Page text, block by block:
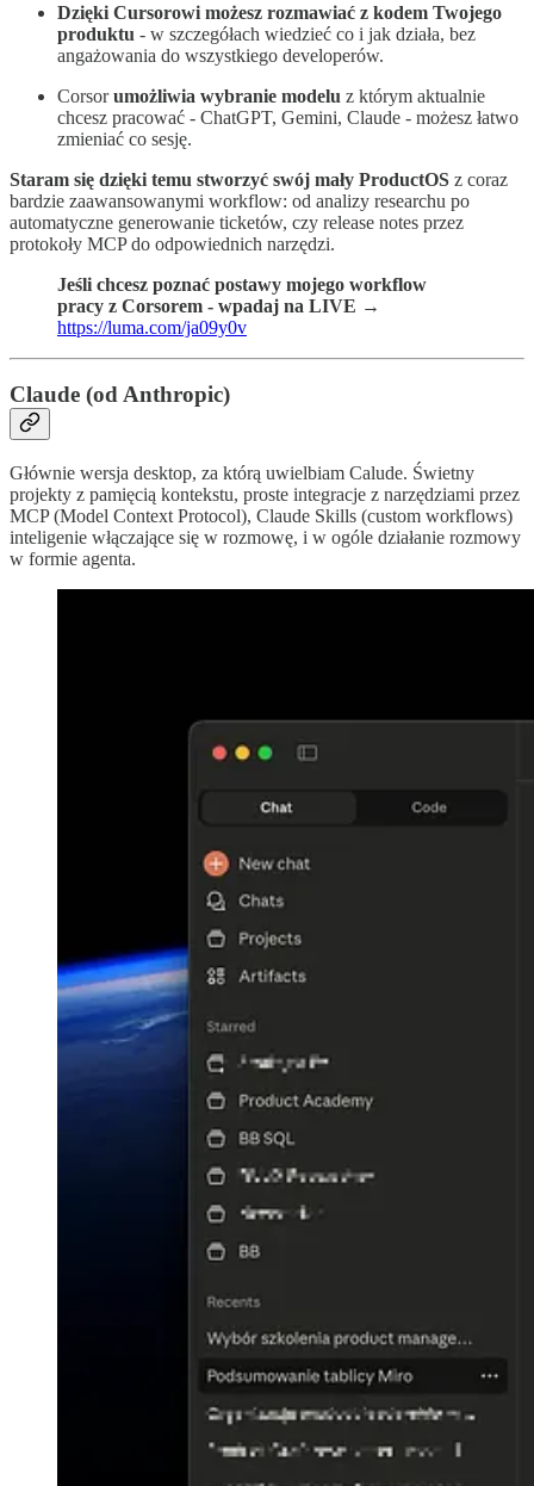
Dzięki Cursorowi możesz rozmawiać z kodem Twojego
produktu - w szczegółach wiedzieć co i jak działa, bez
angażowania do wszystkiego developerów.
Corsorumożliwia wybranie modelu z którym aktualnie
chcesz pracować - ChatGPT, Gemini, Claude - możesz łatwo
zmieniać co sesję.
Staram się dzięki temu stworzyć swój mały ProductOS z coraz
bardzie zaawansowanymi workflow: od analizy researchu po
automatyczne generowanie ticketów, czy release notes przez
protokoły MCP do odpowiednich narzędzi.
Jeśli chcesz poznać postawy mojego workflow
pracy z Corsorem - wpadaj na LIVE →
https://luma.com/ja09y0v
Claude (od Anthropic)
Głównie wersja desktop, za którą uwielbiam Calude. Świetny
projekty z pamięcią kontekstu, proste integracje z narzędziami przez
MCP (Model Context Protocol), Claude Skills (custom workflows)
inteligenie włączające się w rozmowę, i w ogóle działanie rozmowy
w formie agenta.